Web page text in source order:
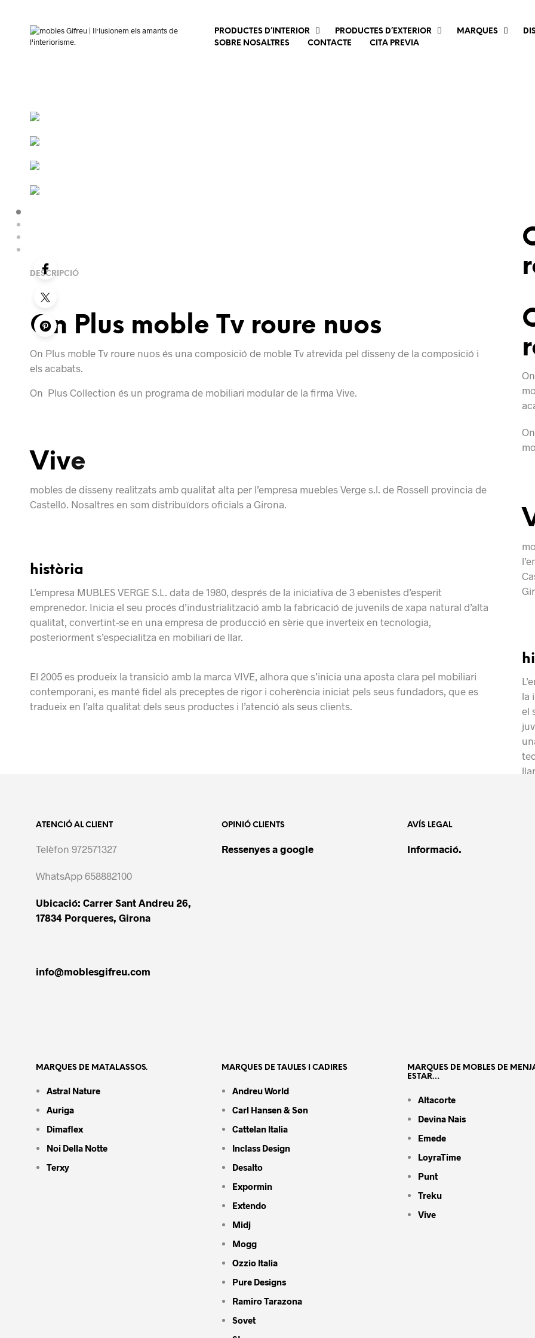
PRODUCTES D’INTERIOR PRODUCTES D’EXTERIOR MARQUES
SOBRE NOSALTRES
CONTACTE CITA PREVIA
la
el
DESCRIPCIÓ
On Plus moble Tv roure nuos
On Plus moble Tv roure nuos és una composició de moble Tv atrevida pel disseny de la composició i
els acabats.
On Plus Collection és un programa de mobiliari modular de la firma Vive.
Vive
mobles de disseny realitzats amb qualitat alta per l’empresa muebles Verge s.l. de Rossell provincia de
Castelló. Nosaltres en som distribuïdors oficials a Girona.
història
L’empresa MUBLES VERGE S.L. data de 1980, després de la iniciativa de 3 ebenistes d’esperit
emprenedor. Inicia el seu procés d’industrialització amb la fabricació de juvenils de xapa natural d’alta
qualitat, convertint-se en una empresa de producció en sèrie que inverteix en tecnologia,
posteriorment s’especialitza en mobiliari de llar.
El 2005 es produeix la transició amb la marca VIVE, alhora que s’inicia una aposta clara pel mobiliari
contemporani, es manté fidel als preceptes de rigor i coherència iniciat pels seus fundadors, que es
tradueix en l’alta qualitat dels seus productes i l’atenció als seus clients.
ATENCIÓ AL CLIENT
Telèfon 972571327
WhatsApp 658882100
Ubicació: Carrer Sant Andreu 26,
17834 Porqueres, Girona
info@moblesgifreu.com
OPINIÓ CLIENTS
Ressenyes a google
AVÍS LEGAL
Informació.
MARQUES DE MATALASSOS.
Astral Nature
Auriga
Dimaflex
Noi Della Notte
Terxy
MARQUES DE TAULES I CADIRES
Andreu World
Carl Hansen & Søn
Cattelan Italia
Inclass Design
Desalto
Expormin
Extendo
Midj
Mogg
Ozzio Italia
Pure Designs
Ramiro Tarazona
Sovet
MARQUES DE MOBLES DE
ESTAR…
Altacorte
Devina Nais
Emede
LoyraTime
Punt
Treku
Vive